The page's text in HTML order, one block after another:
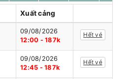
Xuất cảng
09/08/2026
12:00 - 187k
Hết vé
09/08/2026
12:45 - 187k
Hết vé